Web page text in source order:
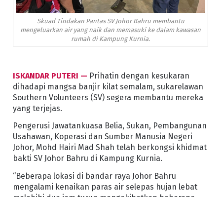
Skuad Tindakan Pantas SV Johor Bahru membantu
mengeluarkan air yang naik dan memasuki ke dalam kawasan
rumah di Kampung Kurnia.
ISKANDAR PUTERI — Prihatin dengan kesukaran
dihadapi mangsa banjir kilat semalam, sukarelawan
Southern Volunteers (SV) segera membantu mereka
yang terjejas.
Pengerusi Jawatankuasa Belia, Sukan, Pembangunan
Usahawan, Koperasi dan Sumber Manusia Negeri
Johor, Mohd Hairi Mad Shah telah berkongsi khidmat
bakti SV Johor Bahru di Kampung Kurnia.
“Beberapa lokasi di bandar raya Johor Bahru
mengalami kenaikan paras air selepas hujan lebat